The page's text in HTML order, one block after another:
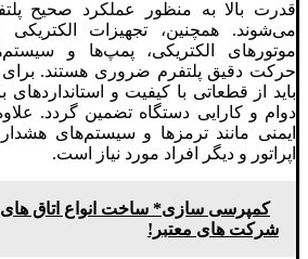
قدرت بالا به منظور عملکرد صحیح
می‌شوند. همچنین، تجهیزات الکتریکی
موتورهای الکتریکی، پمپ‌ها و
حرکت دقیق پلتفرم ضروری هستند.
باید از قطعاتی با کیفیت و استانداردهای
دوام و کارایی دستگاه تضمین گردد.
ایمنی مانند ترمزها و سیستم‌های
اپراتور و دیگر افراد مورد نیاز است.
کمپرسی سازی* ساخت انواع اتاق
شرکت های معتبر!